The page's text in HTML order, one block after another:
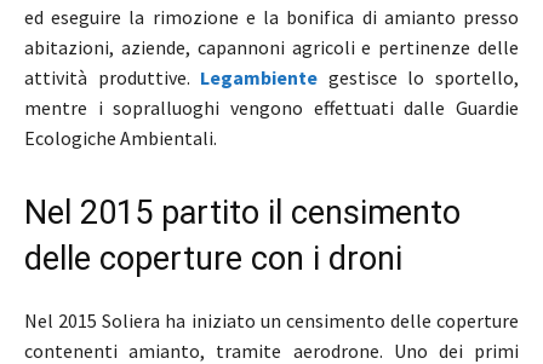
ed eseguire la rimozione e la bonifica di amianto presso
abitazioni, aziende, capannoni agricoli e pertinenze delle
attività produttive. Legambiente gestisce lo sportello,
mentre i sopralluoghi vengono effettuati dalle Guardie
Ecologiche Ambientali.
Nel 2015 partito il censimento
delle coperture con i droni
Nel 2015 Soliera ha iniziato un censimento delle coperture
contenenti amianto, tramite aerodrone. Uno dei primi